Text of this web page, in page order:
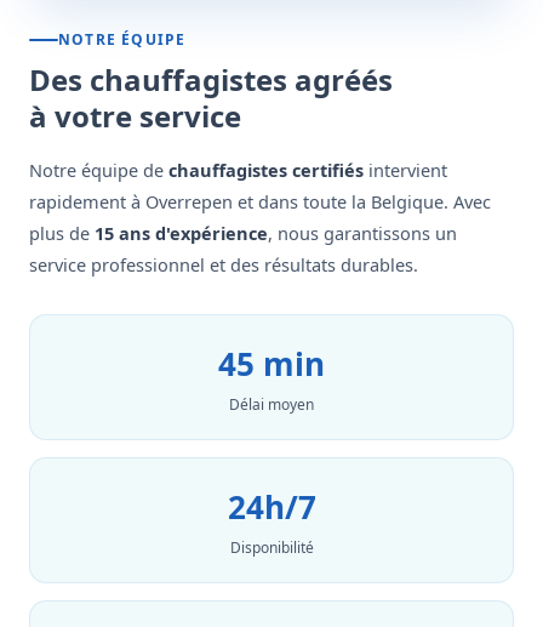
NOTRE ÉQUIPE
Des chauffagistes agréés
à votre service
Notre équipe de chauffagistes certifiés intervient
rapidement à Overrepen et dans toute la Belgique. Avec
plus de 15 ans d'expérience, nous garantissons un
service professionnel et des résultats durables.
45 min
Délai moyen
24h/7
Disponibilité